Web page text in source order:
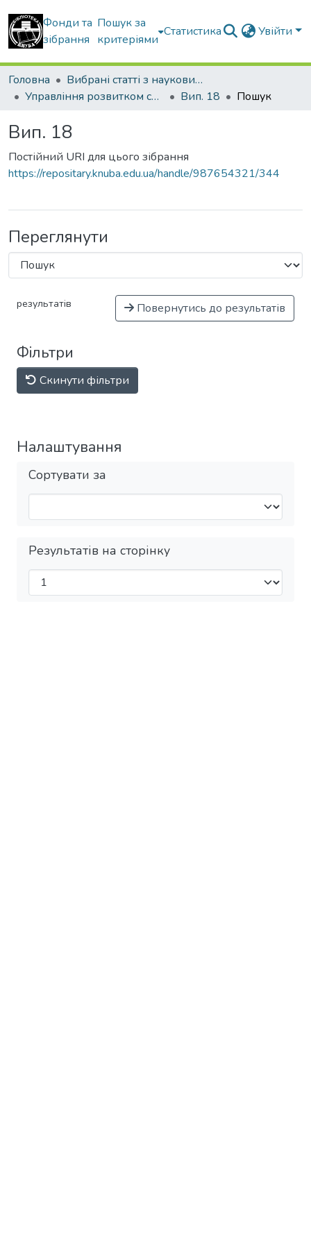
Фонди та
зібрання
Пошук за
критеріями
Статистика Увійти
Головна
Вибрані статті з наукових збірників КНУБА
Управління розвитком складних систем
Вип. 18 Пошук
Вип. 18
Постійний URI для цього зібрання
https://repositary.knuba.edu.ua/handle/987654321/344
Переглянути
результатів Повернутись до результатів
Фільтри
Скинути фільтри
Налаштування
Сортувати за
Результатів на сторінку